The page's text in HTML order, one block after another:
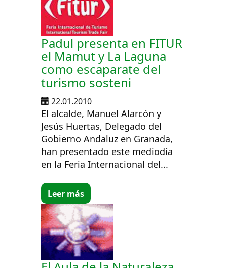
Padul presenta en FITUR
el Mamut y La Laguna
como escaparate del
turismo sosteni
22.01.2010
El alcalde, Manuel Alarcón y
Jesús Huertas, Delegado del
Gobierno Andaluz en Granada,
han presentado este mediodía
en la Feria Internacional del...
Leer más